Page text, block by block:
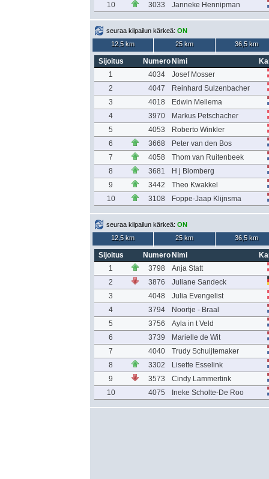
10
3033 Janneke Hennipman
seuraa kilpailun kärkeä: ON
12,5 km
25 km 36,5 km
Sijoitus Numero Nimi
1
4034
Josef Mosser
2
4047
Reinhard Sulzenbacher
3
4018
Edwin Mellema
4
3970
Markus Petschacher
5
4053
Roberto Winkler
6
3668
Peter van den Bos
7
4058
Thom van Ruitenbeek
8
3681
H j Blomberg
9
3442
Theo Kwakkel
10
3108 Foppe-Jaap Klijnsma
seuraa kilpailun kärkeä: ON
12,5 km
25 km 36,5 km
Sijoitus Numero Nimi
1
3798
Anja Statt
2
3876
Juliane Sandeck
3
4048
Julia Evengelist
4
3794
Noortje - Braal
5
3756
Ayla in t Veld
6
3739
Marielle de Wit
7
4040
Trudy Schuijtemaker
8
3302
Lisette Esselink
9
3573
Cindy Lammertink
10
4075 Ineke Scholte-De Roo